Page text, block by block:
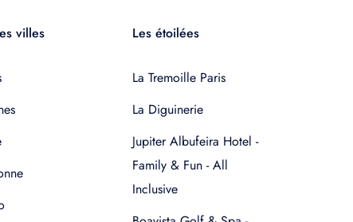
villes Les étoilées
La Tremoille Paris
La Diguinerie
Jupiter Albufeira Hotel -
Family & Fun - All
Inclusive